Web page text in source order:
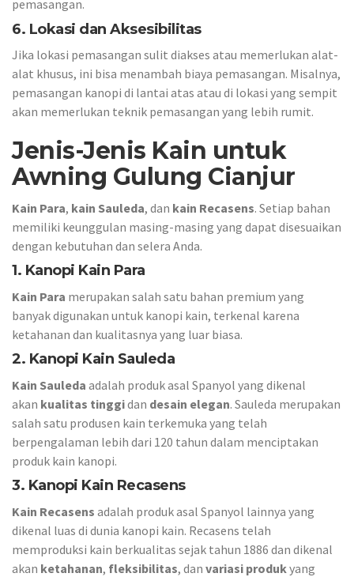
pemasangan.
6. Lokasi dan Aksesibilitas
Jika lokasi pemasangan sulit diakses atau memerlukan alat-
alat khusus, ini bisa menambah biaya pemasangan. Misalnya,
pemasangan kanopi di lantai atas atau di lokasi yang sempit
akan memerlukan teknik pemasangan yang lebih rumit.
Jenis-Jenis Kain untuk
Awning Gulung Cianjur
Kain Para, kain Sauleda, dan kain Recasens. Setiap bahan
memiliki keunggulan masing-masing yang dapat disesuaikan
dengan kebutuhan dan selera Anda.
1. Kanopi Kain Para
Kain Para merupakan salah satu bahan premium yang
banyak digunakan untuk kanopi kain, terkenal karena
ketahanan dan kualitasnya yang luar biasa.
2. Kanopi Kain Sauleda
Kain Sauleda adalah produk asal Spanyol yang dikenal
akan kualitas tinggidan desain elegan. Sauleda merupakan
salah satu produsen kain terkemuka yang telah
berpengalaman lebih dari 120 tahun dalam menciptakan
produk kain kanopi.
3. Kanopi Kain Recasens
Kain Recasens adalah produk asal Spanyol lainnya yang
dikenal luas di dunia kanopi kain. Recasens telah
memproduksi kain berkualitas sejak tahun 1886 dan dikenal
akan ketahanan, fleksibilitas, dan variasi produkyang